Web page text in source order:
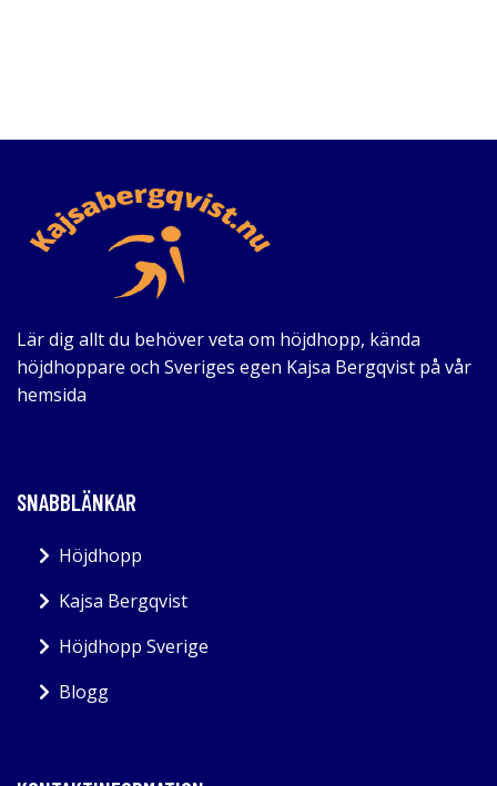
Lär dig allt du behöver veta om höjdhopp, kända
höjdhoppare och Sveriges egen Kajsa Bergqvist på vår
hemsida
SNABBLÄNKAR
Höjdhopp
Kajsa Bergqvist
Höjdhopp Sverige
Blogg